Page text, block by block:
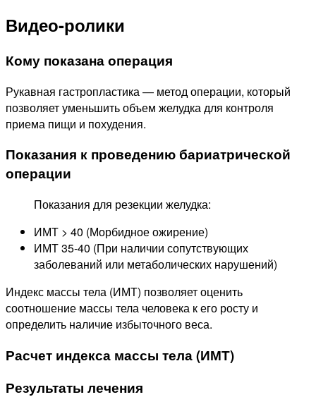
Видео-ролики
Кому показана операция
Рукавная гастропластика — метод операции, который
позволяет уменьшить объем желудка для контроля
приема пищи и похудения.
Показания к проведению бариатрической
операции
Показания для резекции желудка:
ИМТ > 40 (Морбидное ожирение)
ИМТ 35-40 (При наличии сопутствующих
заболеваний или метаболических нарушений)
Индекс массы тела (ИМТ) позволяет оценить
соотношение массы тела человека к его росту и
определить наличие избыточного веса.
Расчет индекса массы тела (ИМТ)
Результаты лечения